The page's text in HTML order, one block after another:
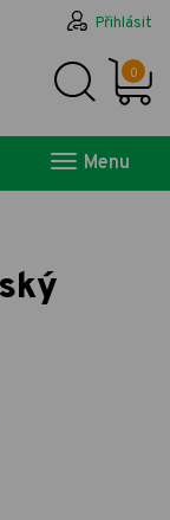
Přihlásit
0
Menu